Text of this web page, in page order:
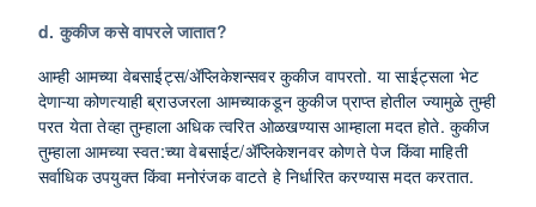
d. कुकीज कसे वापरले जातात?
आम्ही आमच्या वेबसाईट्स/ॲप्लिकेशन्सवर कुकीज वापरतो. या साईट्सला भेट
देणाऱ्या कोणत्याही ब्राउजरला आमच्याकडून कुकीज प्राप्त होतील ज्यामुळे तुम्ही
परत येता तेव्हा तुम्हाला अधिक त्वरित ओळखण्यास आम्हाला मदत होते. कुकीज
तुम्हाला आमच्या स्वत:च्या वेबसाईट/ॲप्लिकेशनवर कोणते पेज किंवा माहिती
सर्वाधिक उपयुक्त किंवा मनोरंजक वाटते हे निर्धारित करण्यास मदत करतात.